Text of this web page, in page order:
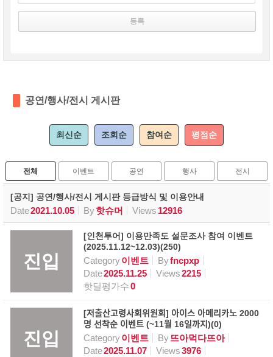
공연/행사/전시 게시판
최신순 조회순 참여순 평점순
전체 이벤트 공연 행사 전시
[공지] 공연/행사/전시 게시판 등급방식 및 이용안내
Date2021.10.05 By핫슈머 Views 12916
진입
[인천투어] 이용만족도 설문조사 참여 이벤트
(2025.11.12~12.03)(250)
Category이벤트 Byfncpxp
Date2025.11.25 Views2215
핫딜평가수0
진입
[저출산고령사회위원회] 아이스 아메리카노 2000
명 선착순 이벤트 (~11월 16일까지)(0)
Category이벤트 By뜨아먹다뜨아
Date2025.11.07 Views3976